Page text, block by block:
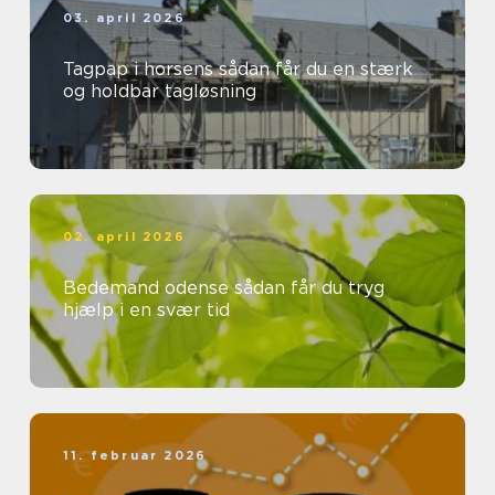
03. april 2026
Tagpap i horsens sådan får du en stærk
og holdbar tagløsning
02. april 2026
Bedemand odense sådan får du tryg
hjælp i en svær tid
11. februar 2026